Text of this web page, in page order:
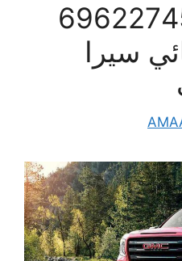
سيرا 69622745
سيرا